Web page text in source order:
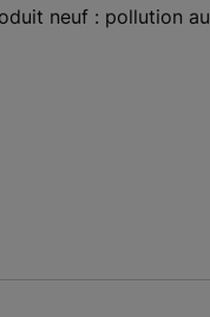
neuf : pollution au